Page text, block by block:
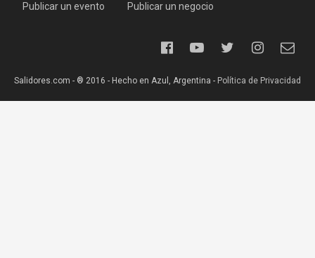
Publicar un evento Publicar un negocio
Salidores.com - ® 2016 - Hecho en Azul, Argentina - Política de Privacidad